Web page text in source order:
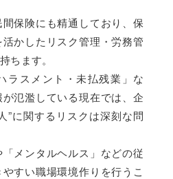
保険にも精通しており、保
かしたリスク管理・労務管
ちます。
ラスメント・未払残業」な
氾濫している現在では、企
”に関するリスクは深刻な問
メンタルヘルス」などの従
すい職場環境作りを行うこ